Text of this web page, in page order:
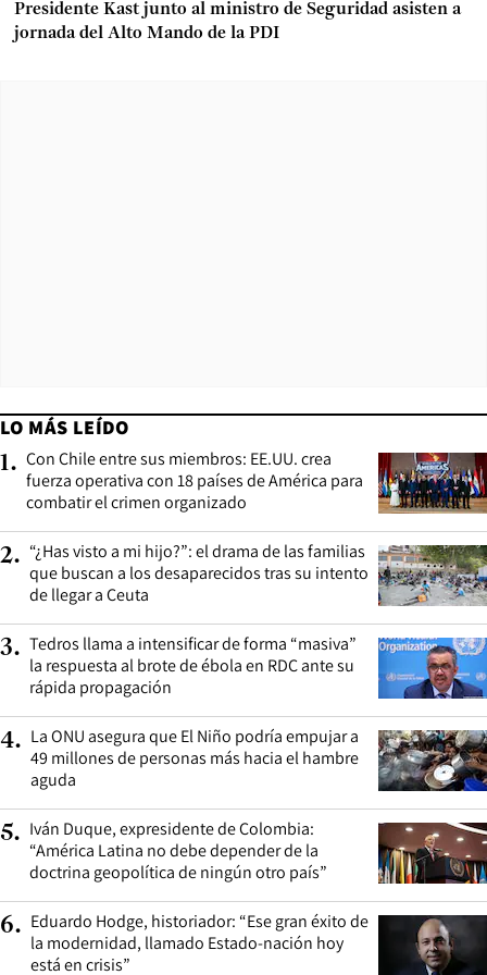
Presidente Kast junto al ministro de Seguridad asisten a
jornada del Alto Mando de la PDI
LO MÁS LEÍDO
1. Con Chile entre sus miembros: EE.UU. crea
fuerza operativa con 18 países de América para
combatir el crimen organizado
2. “¿Has visto a mi hijo?”: el drama de las familias
que buscan a los desaparecidos tras su intento
de llegar a Ceuta
3. Tedros llama a intensificar de forma “masiva”
la respuesta al brote de ébola en RDC ante su
rápida propagación
4. La ONU asegura que El Niño podría empujar a
49 millones de personas más hacia el hambre
aguda
5. Iván Duque, expresidente de Colombia:
“América Latina no debe depender de la
doctrina geopolítica de ningún otro país”
6. Eduardo Hodge, historiador: “Ese gran éxito de
la modernidad, llamado Estado-nación hoy
está en crisis”